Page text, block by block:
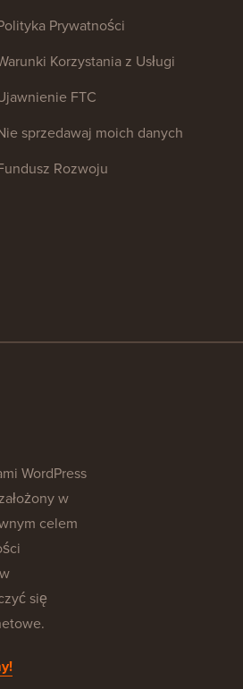
Prywatności
Korzystania z Usługi
FTC
sprzedawaj moich danych
Rozwoju
WordPress
w
celem
się